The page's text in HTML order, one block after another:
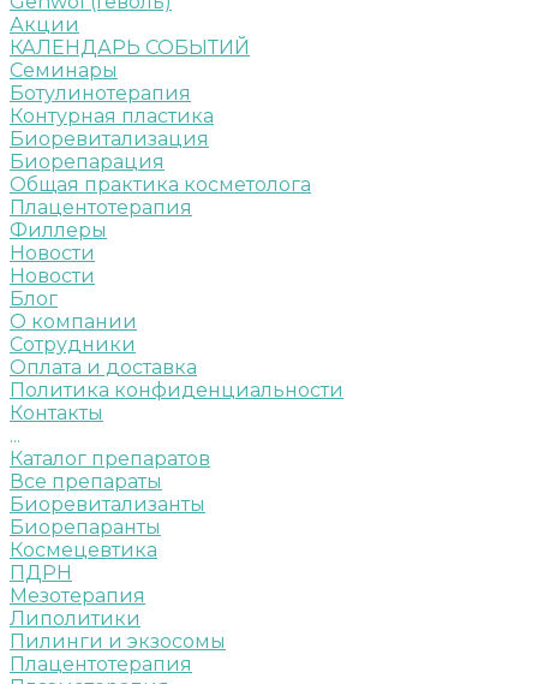
Акции
КАЛЕНДАРЬ СОБЫТИЙ
Семинары
Ботулинотерапия
Контурная пластика
Биоревитализация
Биорепарация
Общая практика косметолога
Плацентотерапия
Филлеры
Новости
Новости
Блог
О компании
Сотрудники
Оплата и доставка
Политика конфиденциальности
Контакты
...
Каталог препаратов
Все препараты
Биоревитализанты
Биорепаранты
Космецевтика
ПДРН
Мезотерапия
Липолитики
Пилинги и экзосомы
Плацентотерапия